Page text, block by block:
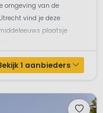
omgeving van de
vind je deze
plaatsje
1 aanbieders